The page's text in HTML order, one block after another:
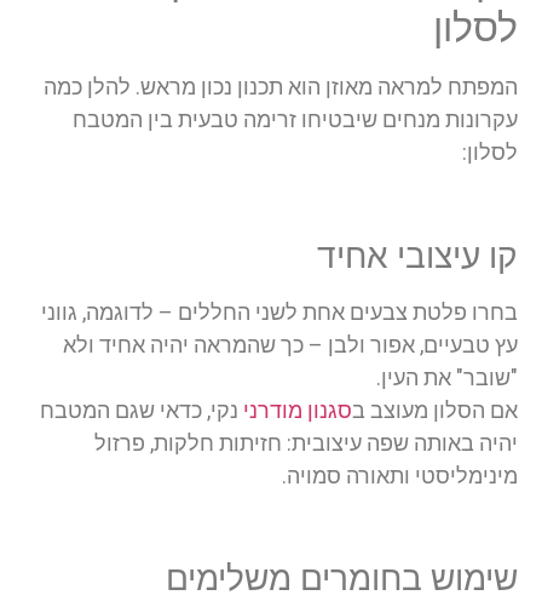
לסלון
המפתח למראה מאוזן הוא תכנון נכון מראש. להלן כמה
עקרונות מנחים שיבטיחו זרימה טבעית בין המטבח
לסלון:
קו עיצובי אחיד
בחרו פלטת צבעים אחת לשני החללים – לדוגמה, גווני
עץ טבעיים, אפור ולבן – כך שהמראה יהיה אחיד ולא
"שובר" את העין.
אם הסלון מעוצב בסגנון מודרני נקי, כדאי שגם המטבח
יהיה באותה שפה עיצובית: חזיתות חלקות, פרזול
מינימליסטי ותאורה סמויה.
שימוש בחומרים משלימים